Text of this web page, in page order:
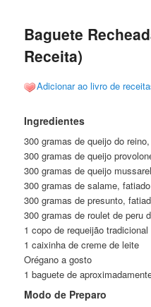
Baguete
Receita)
Adicionar ao livro de
Ingredientes
300 gramas de queijo do
300 gramas de queijo
300 gramas de queijo
300 gramas de salame,
300 gramas de presunto,
300 gramas de roulet de peru
1 copo de requeijão tradicional
1 caixinha de creme de leite
Orégano a gosto
1 baguete de
Modo de Preparo